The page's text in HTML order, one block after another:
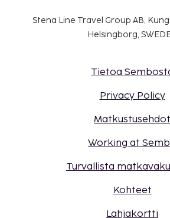
Stena Line Travel Group AB,
Helsingborg,
Tietoa
Privacy Policy
Matkustusehdot
Working at
Turvallista
Kohteet
Lahjakortti